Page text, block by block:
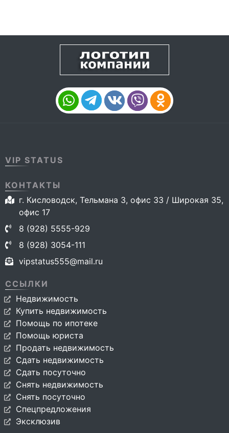
VIP STATUS
КОНТАКТЫ
г. Кисловодск, Тельмана 3, офис 33 / Широкая 35,
офис 17
8 (928) 5555-929
8 (928) 3054-111
vipstatus555@mail.ru
ССЫЛКИ
Недвижимость
Купить недвижимость
Помощь по ипотеке
Помощь юриста
Продать недвижимость
Сдать недвижимость
Сдать посуточно
Снять недвижимость
Снять посуточно
Спецпредложения
Эксклюзив